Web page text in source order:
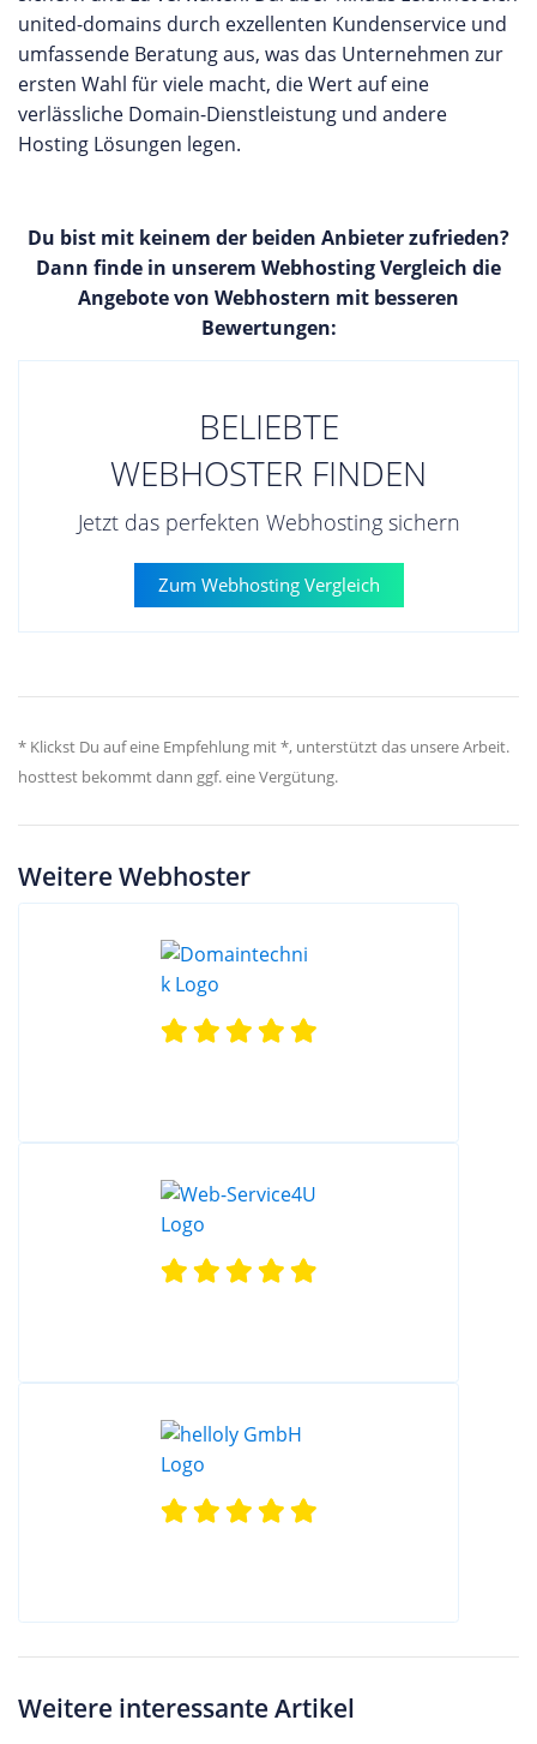
united-domains durch exzellenten Kundenservice und
umfassende Beratung aus, was das Unternehmen zur
ersten Wahl für viele macht, die Wert auf eine
verlässliche Domain-Dienstleistung und andere
Hosting Lösungen legen.
Du bist mit keinem der beiden Anbieter zufrieden?
Dann finde in unserem Webhosting Vergleich die
Angebote von Webhostern mit besseren
Bewertungen:
BELIEBTE
WEBHOSTER FINDEN
Jetzt das perfekten Webhosting sichern
Zum Webhosting Vergleich
* Klickst Du auf eine Empfehlung mit *, unterstützt das unsere Arbeit.
hosttest bekommt dann ggf. eine Vergütung.
Weitere Webhoster
Weitere interessante Artikel